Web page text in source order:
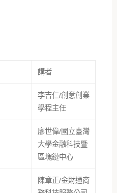
講者
李吉仁/創意創業
學程主任
廖世偉/國立臺灣
大學金融科技暨
區塊鏈中心
陳章正/金財通商